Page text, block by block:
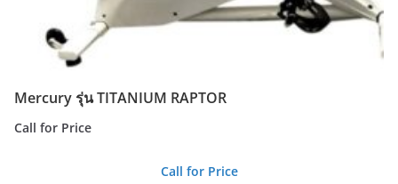
Mercury รุ่น TITANIUM RAPTOR
Call for Price
Call for Price